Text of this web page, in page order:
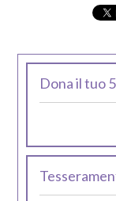
Dona il tuo